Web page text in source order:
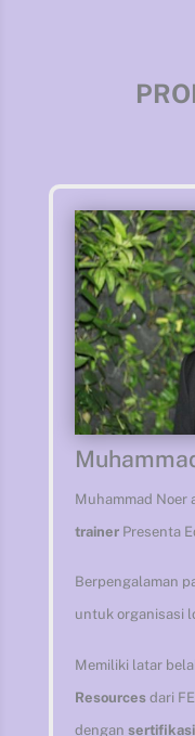
Muhammad Noer
trainerPresenta
Berpengalaman
untuk organisasi
Memiliki latar
Resourcesdari
dengan